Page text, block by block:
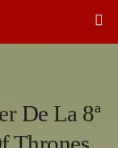
De La 8ª